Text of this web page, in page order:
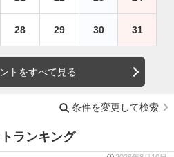
28 29 30 31
トをすべて見る
条件を変更して検索
ランキング